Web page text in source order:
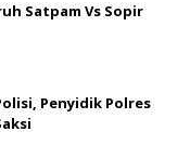
Satpam Vs Sopir
Penyidik Polres